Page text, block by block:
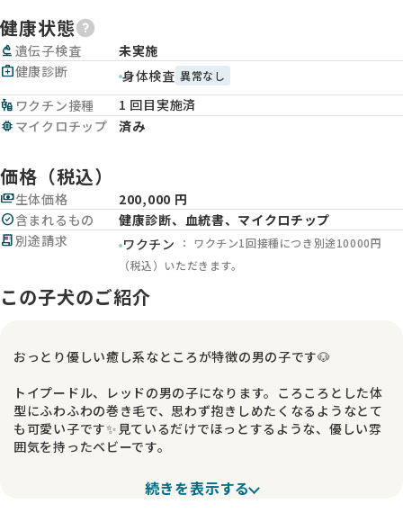
健康状態
biotech 遺伝子検査
未実施
medical_services健康診断 身体検査 異常なし
vaccines ワクチン接種
1 回目実施済
memory マイクロチップ 済み
価格（税込）
payments生体価格
200,000 円
check_circle含まれるもの
健康診断、血統書、マイクロチップ
receipt_long 別途請求 ワクチン
： ワクチン1回接種につき別途10000円
（税込）いただきます。
この子犬のご紹介
おっとり優しい癒し系なところが特徴の男の子です🐶
トイプードル、レッドの男の子になります。ころころとした体
型にふわふわの巻き毛で、思わず抱きしめたくなるようなとて
も可愛い子です✨見ているだけでほっとするような、優しい雰
囲気を持ったベビーです。
🐾 おっとり優しい性格
性格はとてもおっとりしていて優しく、癒し系の男の子です。
続きを表示する